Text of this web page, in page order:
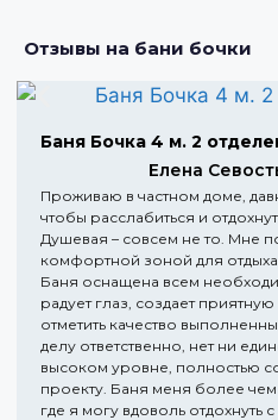
Отзывы на бани бочки
Баня Бочка 4 м. 2
Елена
Проживаю в частном доме,
чтобы расслабиться и
Душевая – совсем не то. Мне
комфортной зоной для
Баня оснащена всем
радует глаз, создает
отметить качество
делу ответственно, нет ни
высоком уровне, полностью
проекту. Баня меня более чем
где я могу вдоволь отдохнуть